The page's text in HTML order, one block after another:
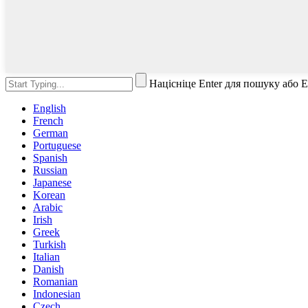
Націсніце Enter для пошуку або
English
French
German
Portuguese
Spanish
Russian
Japanese
Korean
Arabic
Irish
Greek
Turkish
Italian
Danish
Romanian
Indonesian